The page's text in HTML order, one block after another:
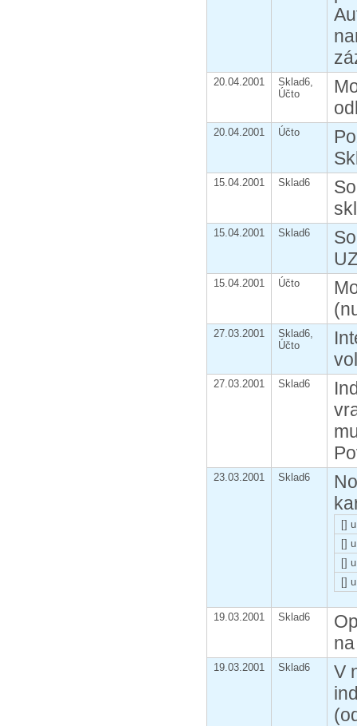
20.04.2001
Sklad6,
Účto
20.04.2001 Účto
15.04.2001 Sklad6
15.04.2001 Sklad6
15.04.2001 Účto
27.03.2001
Sklad6,
Účto
27.03.2001 Sklad6
23.03.2001 Sklad6
[]
[]
[]
[]
19.03.2001 Sklad6
19.03.2001 Sklad6
V